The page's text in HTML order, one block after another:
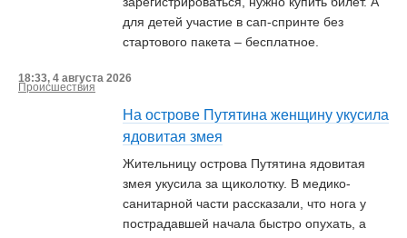
для детей участие в сап-спринте без
стартового пакета – бесплатное.
18:33, 4 августа 2026
Происшествия
На острове Путятина женщину укусила
ядовитая змея
Жительницу острова Путятина ядовитая
змея укусила за щиколотку. В медико-
санитарной части рассказали, что нога у
пострадавшей начала быстро опухать, а